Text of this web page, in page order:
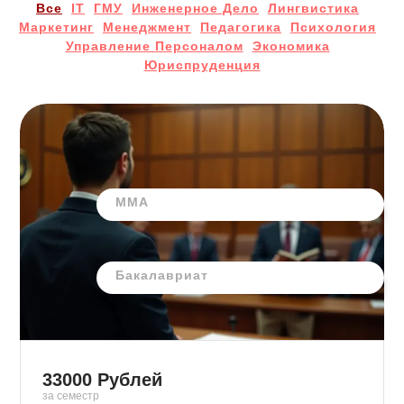
Все IT ГМУ Инженерное Дело
Лингвистика
Маркетинг
Менеджмент Педагогика
Психология
Управление Персоналом
Экономика
Юриспруденция
ММА
Бакалавриат
33000 Рублей
за семестр